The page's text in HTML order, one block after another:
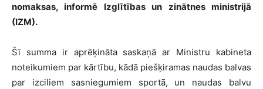
nomaksas, informē Izglītības un zinātnes ministrijā
(IZM).
Šī summa ir aprēķināta saskaņā ar Ministru kabineta
noteikumiem par kārtību, kādā piešķiramas naudas balvas
par izciliem sasniegumiem sportā, un naudas balvu